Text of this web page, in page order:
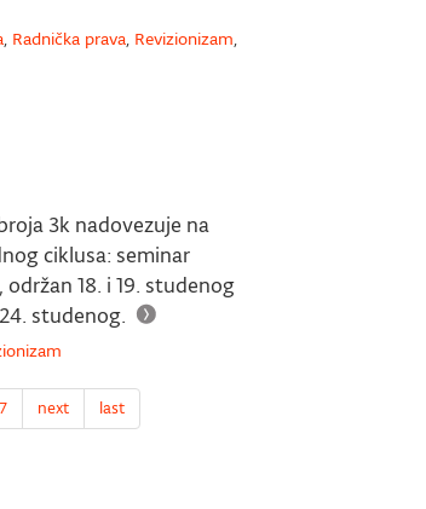
, Radnička prava, Revizionizam,
3k nadovezuje na
ciklusa: seminar
18. i 19. studenog
studenog.
7 next last